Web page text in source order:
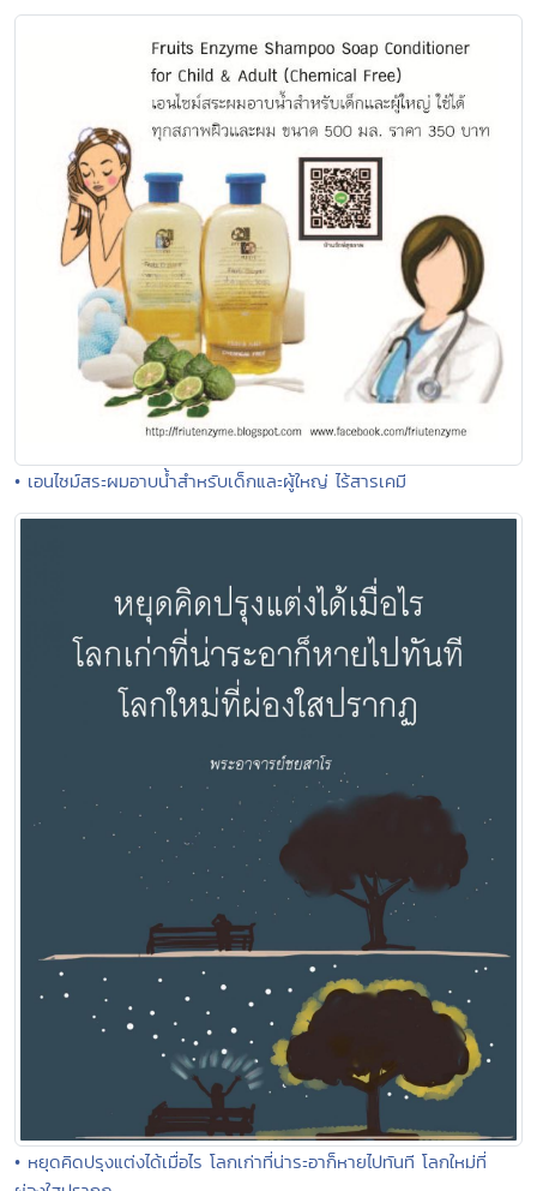
• เอนไซม์สระผมอาบน้ำสำหรับเด็กและผู้ใหญ่ ไร้สารเคมี
• หยุดคิดปรุงแต่งได้เมื่อไร โลกเก่าที่น่าระอาก็หายไปทันที โลกใหม่ที่